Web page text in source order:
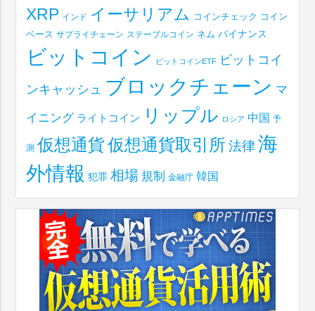
XRP インド イーサリアム コインチェック コイン
ベース サプライチェーン ステーブルコイン ネム バイナンス
ビットコイン ビットコインETF ビットコイ
ンキャッシュ ブロックチェーン マ
イニング ライトコイン リップル ロシア 中国 予
測 仮想通貨仮想通貨取引所 法律 海
外情報 犯罪 相場 規制 金融庁 韓国